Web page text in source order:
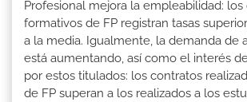
Profesional mejora la empleabilidad: los
formativos de FP registran tasas
a la media. Igualmente, la demanda de
está aumentando, así como el interés
por estos titulados: los contratos
de FP superan a los realizados a los